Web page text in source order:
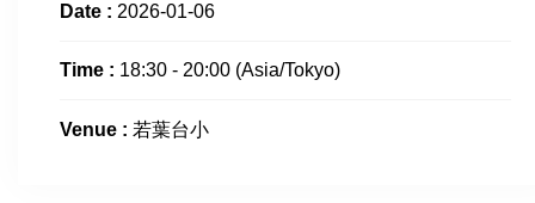
Date : 2026-01-06
Time : 18:30 - 20:00 (Asia/Tokyo)
Venue : 若葉台小